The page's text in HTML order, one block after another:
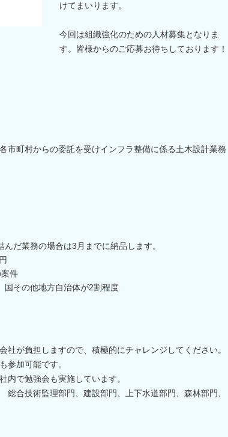
けてまいります。
今回は組織強化のための人材募集となりま
す。皆様からのご応募お待ちしております！
市町村からの委託を受けインフラ整備に係る土木設計業務
だ業務の場合は3月までに納品します。
件
国その他地方自治体が2割程度
社が負担しますので、積極的にチャレンジしてください。
参加可能です。
ては、社内で勉強会も実施しています。
門、建設部門、上下水道部門、森林部門、